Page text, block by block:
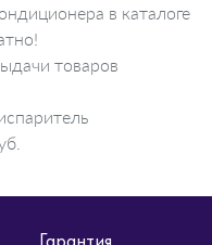
в каталоге
товаров